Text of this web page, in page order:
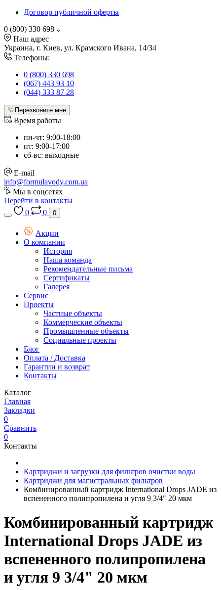
Договор публичной оферты
0 (800) 330 698
Наш адрес
Украина, г. Киев, ул. Крамского Ивана, 14/34
Телефоны:
0 (800) 330 698
(067) 443 93 10
(044) 333 87 28
Перезвоните мне
Время работы
пн-чт: 9:00-18:00
пт: 9:00-17:00
сб-вс: выходные
E-mail
info@formulavody.com.ua
Мы в соцсетях
Перейти в контакты
0
0 0
Акции
О компании
История
Наша команда
Рекомендательные письма
Сертификаты
Галерея
Сервис
Проекты
Частные объекты
Коммерческие объекты
Промышленные объекты
Социальные проекты
Блог
Оплата / Доставка
Гарантии и возврат
Контакты
Каталог
Главная
Закладки
0
Сравнить
0
Контакты
Картриджи и загрузки для фильтров очистки воды
Картриджи для магистральных фильтров
Комбинированный картридж International Drops JADE из
вспененного полипропилена и угля 9 3/4" 20 мкм
Комбинированный картридж
International Drops JADE из
вспененного полипропилена
и угля 9 3/4" 20 мкм